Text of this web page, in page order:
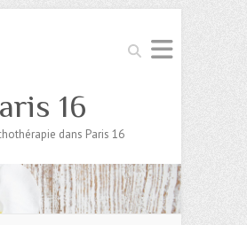
Search
16
dans Paris 16